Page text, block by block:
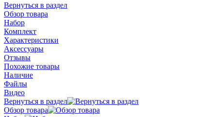
Вернуться в раздел
Обзор товара
Набор
Комплект
Характеристики
Аксессуары
Отзывы
Похожие товары
Наличие
Файлы
Видео
Вернуться в раздел
Обзор товара